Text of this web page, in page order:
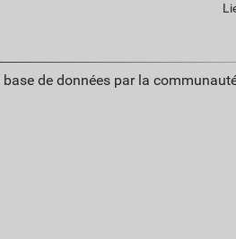
de données par la